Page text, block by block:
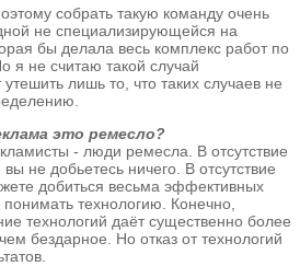
собрать такую команду очень
не специализирующейся на
бы делала весь комплекс работ по
я не считаю такой случай
лишь то, что таких случаев не
это ремесло?
- люди ремесла. В отсутствие
не добьетесь ничего. В отсутствие
добиться весьма эффективных
понимать технологию. Конечно,
технологий даёт существенно более
бездарное. Но отказ от технологий